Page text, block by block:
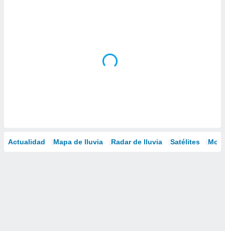
Actualidad Mapa de lluvia Radar de lluvia Satélites